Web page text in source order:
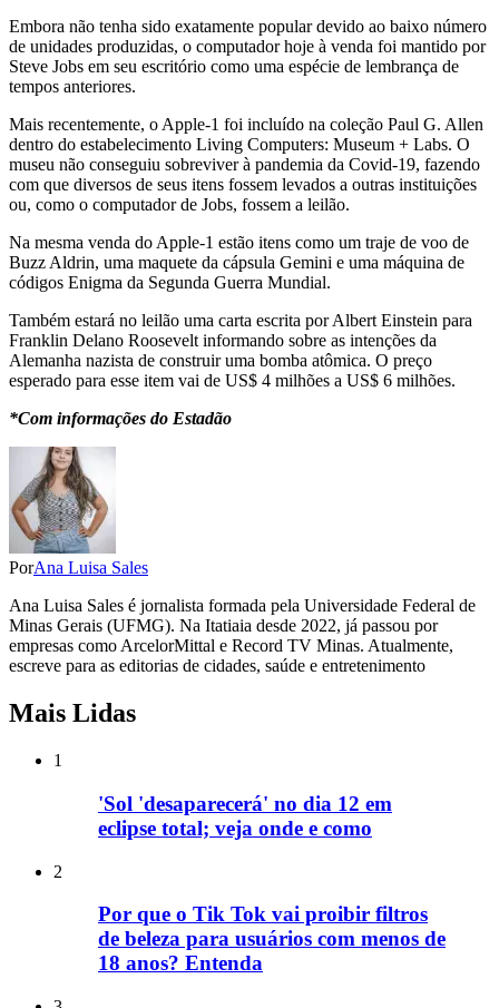
Embora não tenha sido exatamente popular devido ao baixo número
de unidades produzidas, o computador hoje à venda foi mantido por
Steve Jobs em seu escritório como uma espécie de lembrança de
tempos anteriores.
Mais recentemente, o Apple-1 foi incluído na coleção Paul G. Allen
dentro do estabelecimento Living Computers: Museum + Labs. O
museu não conseguiu sobreviver à pandemia da Covid-19, fazendo
com que diversos de seus itens fossem levados a outras instituições
ou, como o computador de Jobs, fossem a leilão.
Na mesma venda do Apple-1 estão itens como um traje de voo de
Buzz Aldrin, uma maquete da cápsula Gemini e uma máquina de
códigos Enigma da Segunda Guerra Mundial.
Também estará no leilão uma carta escrita por Albert Einstein para
Franklin Delano Roosevelt informando sobre as intenções da
Alemanha nazista de construir uma bomba atômica. O preço
esperado para esse item vai de US$ 4 milhões a US$ 6 milhões.
*Com informações do Estadão
PorAna Luisa Sales
Ana Luisa Sales é jornalista formada pela Universidade Federal de
Minas Gerais (UFMG). Na Itatiaia desde 2022, já passou por
empresas como ArcelorMittal e Record TV Minas. Atualmente,
escreve para as editorias de cidades, saúde e entretenimento
Mais Lidas
1
'Sol 'desaparecerá' no dia 12 em
eclipse total; veja onde e como
2
Por que o Tik Tok vai proibir filtros
de beleza para usuários com menos de
18 anos? Entenda